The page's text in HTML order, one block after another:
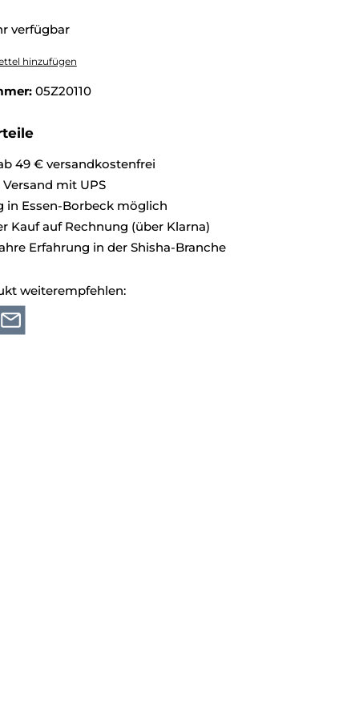
verfügbar
hinzufügen
05Z20110
49 € versandkostenfrei
mit UPS
in Essen-Borbeck möglich
Kauf auf Rechnung (über Klarna)
Erfahrung in der Shisha-Branche
weiterempfehlen: